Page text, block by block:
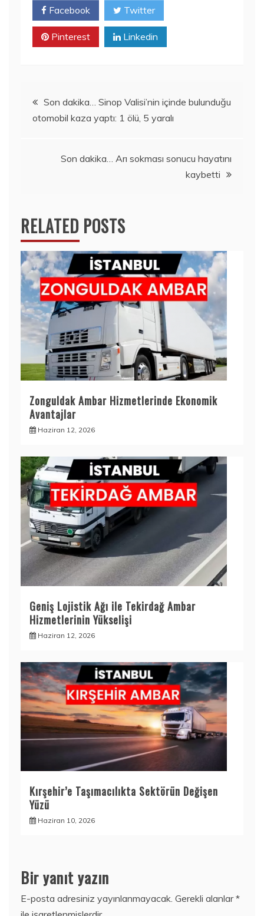
Facebook Twitter
Pinterest Linkedin
Yazı
gezinmesi
Son dakika… Sinop Valisi’nin içinde bulunduğu
otomobil kaza yaptı: 1 ölü, 5 yaralı
Son dakika… Arı sokması sonucu hayatını
kaybetti
RELATED POSTS
Zonguldak Ambar Hizmetlerinde Ekonomik
Avantajlar
Haziran 12, 2026
Geniş Lojistik Ağı ile Tekirdağ Ambar
Hizmetlerinin Yükselişi
Haziran 12, 2026
Kırşehir’e Taşımacılıkta Sektörün Değişen
Yüzü
Haziran 10, 2026
Bir yanıt yazın
E-posta adresiniz yayınlanmayacak. Gerekli alanlar*